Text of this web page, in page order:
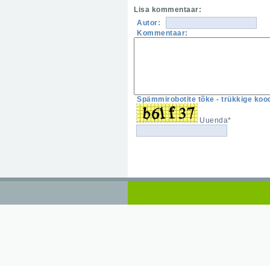
Lisa kommentaar:
Autor:
Kommentaar:
Spämmirobotite tõke - trükkige
Uuenda*